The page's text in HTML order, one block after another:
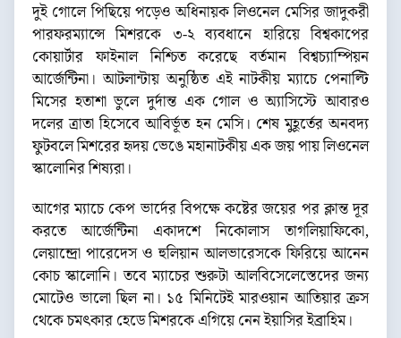
দুই গোলে পিছিয়ে পড়েও অধিনায়ক লিওনেল মেসির জাদুকরী
পারফরম্যান্সে মিশরকে ৩-২ ব্যবধানে হারিয়ে বিশ্বকাপের
কোয়ার্টার ফাইনাল নিশ্চিত করেছে বর্তমান বিশ্বচ্যাম্পিয়ন
আর্জেন্টিনা। আটলান্টায় অনুষ্ঠিত এই নাটকীয় ম্যাচে পেনাল্টি
মিসের হতাশা ভুলে দুর্দান্ত এক গোল ও অ্যাসিস্টে আবারও
দলের ত্রাতা হিসেবে আবির্ভূত হন মেসি। শেষ মুহূর্তের অনবদ্য
ফুটবলে মিশরের হৃদয় ভেঙে মহানাটকীয় এক জয় পায় লিওনেল
স্কালোনির শিষ্যরা।
আগের ম্যাচে কেপ ভার্দের বিপক্ষে কষ্টের জয়ের পর ক্লান্ত দূর
করতে আর্জেন্টিনা একাদশে নিকোলাস তাগলিয়াফিকো,
লেয়ান্দ্রো পারেদেস ও হুলিয়ান আলভারেসকে ফিরিয়ে আনেন
কোচ স্কালোনি। তবে ম্যাচের শুরুটা আলবিসেলেস্তেদের জন্য
মোটেও ভালো ছিল না। ১৫ মিনিটেই মারওয়ান আতিয়ার ক্রস
থেকে চমৎকার হেডে মিশরকে এগিয়ে নেন ইয়াসির ইব্রাহিম।